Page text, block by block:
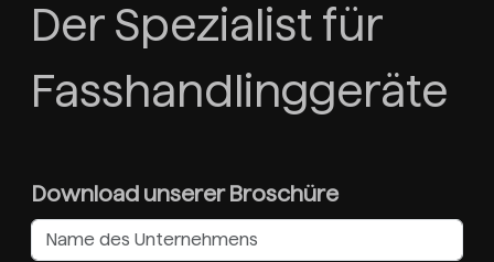
Der Spezialist für
Fasshandlinggeräte
Download unserer Broschüre